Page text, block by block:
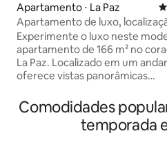
Apartamento ⋅ La Paz
Apartamento de luxo,
privilegiada, vistas panorâmicas
Experimente o luxo neste
apartamento de 166 m² no
La Paz. Localizado em um
oferece vistas panorâmicas
elegantemente projetado, é
para relaxar ou fazer
de uma localização privilegiada
Comodidades
temporada